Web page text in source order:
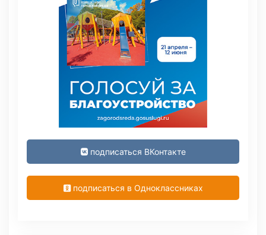
подписаться ВКонтакте
подписаться в Одноклассниках